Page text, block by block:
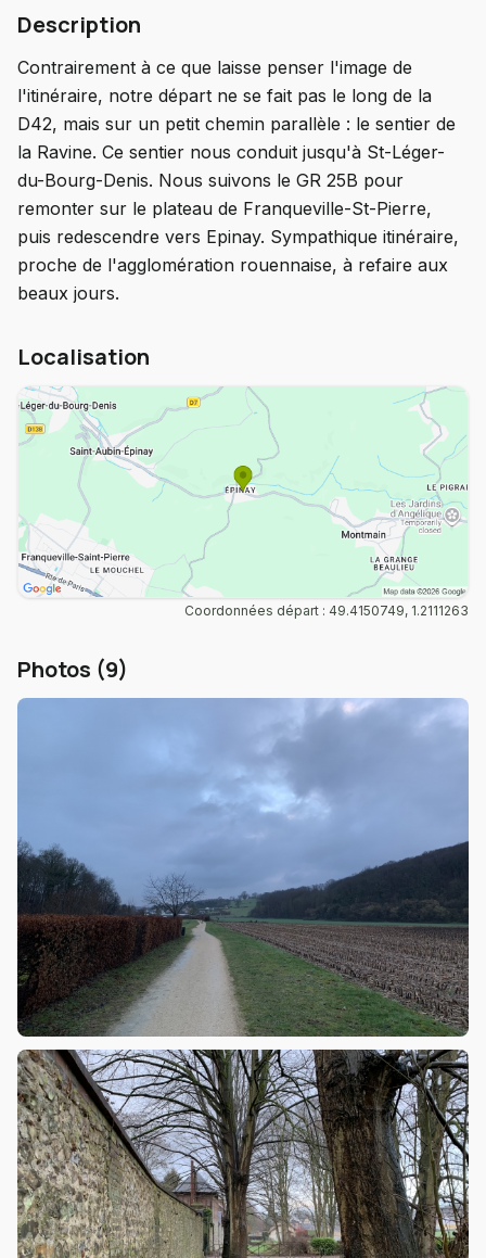
Description
Contrairement à ce que laisse penser l'image de
l'itinéraire, notre départ ne se fait pas le long de la
D42, mais sur un petit chemin parallèle : le sentier de
la Ravine. Ce sentier nous conduit jusqu'à St-Léger-
du-Bourg-Denis. Nous suivons le GR 25B pour
remonter sur le plateau de Franqueville-St-Pierre,
puis redescendre vers Epinay. Sympathique itinéraire,
proche de l'agglomération rouennaise, à refaire aux
beaux jours.
Localisation
Coordonnées départ : 49.4150749, 1.2111263
Photos (9)